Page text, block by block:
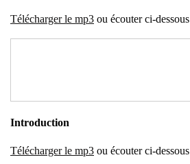
Télé­char­ger le mp3 ou écou­ter ci-des­sous
Intro­duc­tion
Télé­char­ger le mp3 ou écou­ter ci-des­sous